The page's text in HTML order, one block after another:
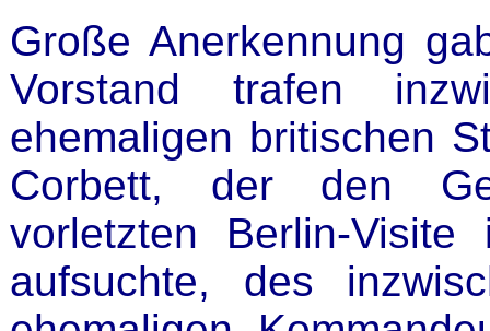
Große Anerkennung
Vorstand trafen
ehemaligen britischen
Corbett, der den
vorletzten Berlin-
aufsuchte, des